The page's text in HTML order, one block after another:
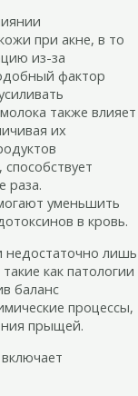
при акне, в то
из-за
фактор
также влияет
их
раза.
уменьшить
в кровь.
недостаточно лишь
как патологии
баланс
процессы,
прыщей.